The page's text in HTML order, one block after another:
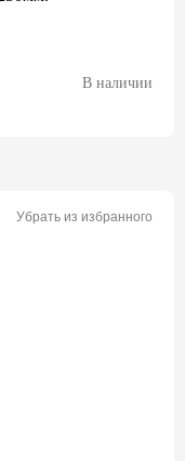
В наличии
Убрать из избранного